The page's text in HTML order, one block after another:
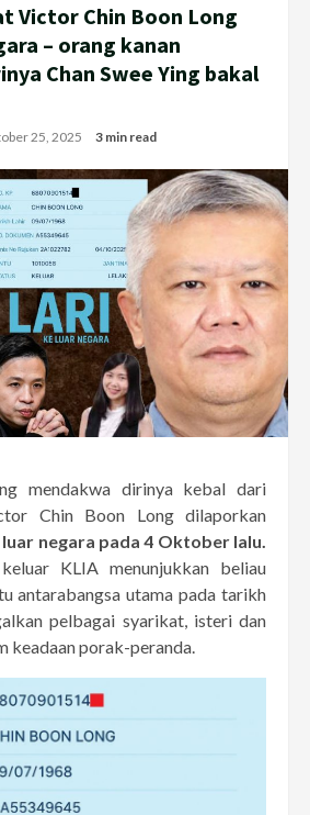
Victor Chin Boon Long
– orang kanan
Chan Swee Ying bakal
25, 2025 3 min read
mendakwa dirinya kebal dari
Chin Boon Long dilaporkan
negara pada 4 Oktober lalu.
KLIA menunjukkan beliau
antarabangsa utama pada tarikh
pelbagai syarikat, isteri dan
keadaan porak-peranda.